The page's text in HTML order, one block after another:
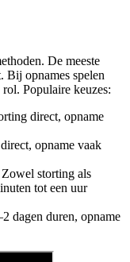
De meeste
Bij opnames spelen
Populaire keuzes:
direct, opname
opname vaak
Zowel storting als
tot een uur
dagen duren, opname